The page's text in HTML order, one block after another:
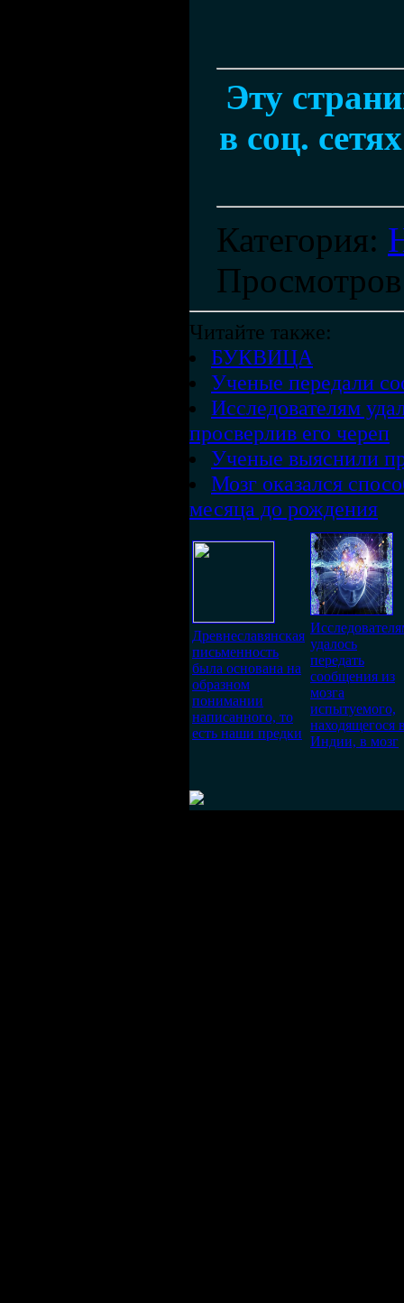
Эту
в соц.
Категория:
Просмотров
Читайте также:
БУКВИЦА
Ученые передали
Исследователям
просверлив его череп
Ученые выяснили
Мозг оказался
месяца до рождения
Древнеславянская
письменность
была основана на
образном
понимании
написанного, то
есть наши предки
удалось
передать
сообщения из
мозга
испытуемого,
находящегося
Индии, в мозг